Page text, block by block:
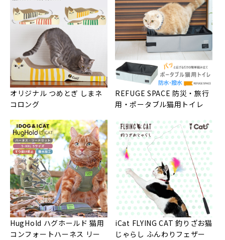
オリジナル つめとぎ しまネ
コロング
REFUGE SPACE 防災・旅行
用・ポータブル猫用トイレ
HugHold ハグホールド 猫用
コンフォートハーネス リー
iCat FLYING CAT 釣りざお猫
じゃらし ふんわりフェザー